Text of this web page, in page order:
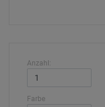
Anzahl:
Farbe